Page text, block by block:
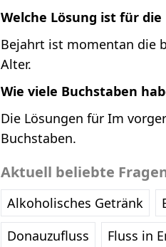
Welche Lösung ist für
Bejahrt ist momentan die
Alter.
Wie viele Buchstaben
Die Lösungen für Im
Buchstaben.
Aktuell beliebte
Alkoholisches Getränk
Donauzufluss
Fluss in